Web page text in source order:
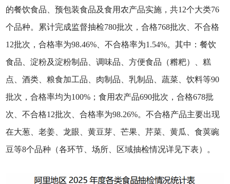
的餐饮食品、预包装食品及食用农产品实施，共12个大类76
个品种。累计完成监督抽检780批次，合格768批次、不合格
12批次，合格率为98.46%、不合格率为1.54%。其中：餐饮
食品、淀粉及淀粉制品、调味品、方便食品（糌粑）、糕
点、酒类、粮食加工品、肉制品、乳制品、蔬菜、饮料等90
批次，合格率均为100%；食用农产品690批次，合格678批
次、不合格12批次、合格率为98.26%。不合格产品主要出现
在大葱、老姜、龙眼、黄豆芽、芒果、芹菜、黄瓜、食荚豌
豆等8个品种（各环节、场所、区域抽检情况详见下表）。